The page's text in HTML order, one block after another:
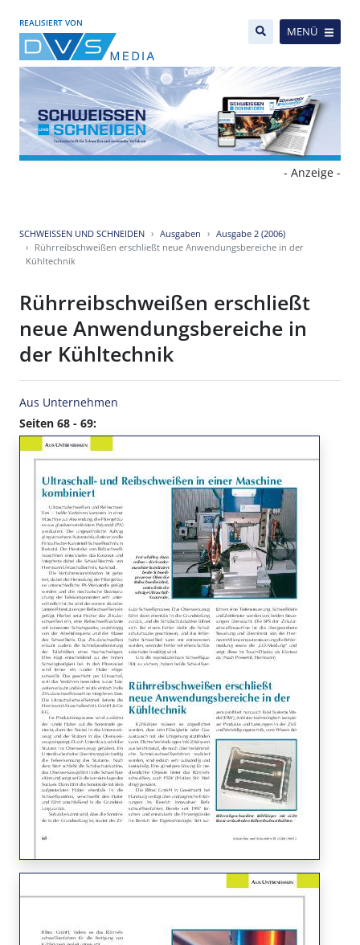
REALISIERT VON
MENÜ
- Anzeige -
SCHWEISSEN UND SCHNEIDEN Ausgaben
Ausgabe 2 (2006)
Rührreibschweißen erschließt neue Anwendungsbereiche in der
Kühltechnik
Rührreibschweißen erschließt
neue Anwendungsbereiche in
der Kühltechnik
Aus Unternehmen
Seiten 68 - 69: